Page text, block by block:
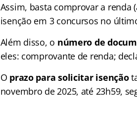
Assim, basta comprovar a renda
isenção em 3 concursos no
Além disso, o número de
eles: comprovante de renda;
O prazo para solicitar isenção
novembro de 2025, até 23h59,